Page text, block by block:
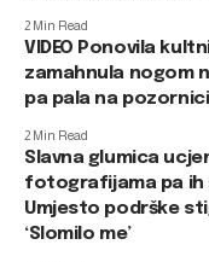
2 Min Read
VIDEO Ponovila
zamahnula nogom
pa pala na pozornici
2 Min Read
Slavna glumica
fotografijama pa ih
Umjesto podrške
‘Slomilo me’